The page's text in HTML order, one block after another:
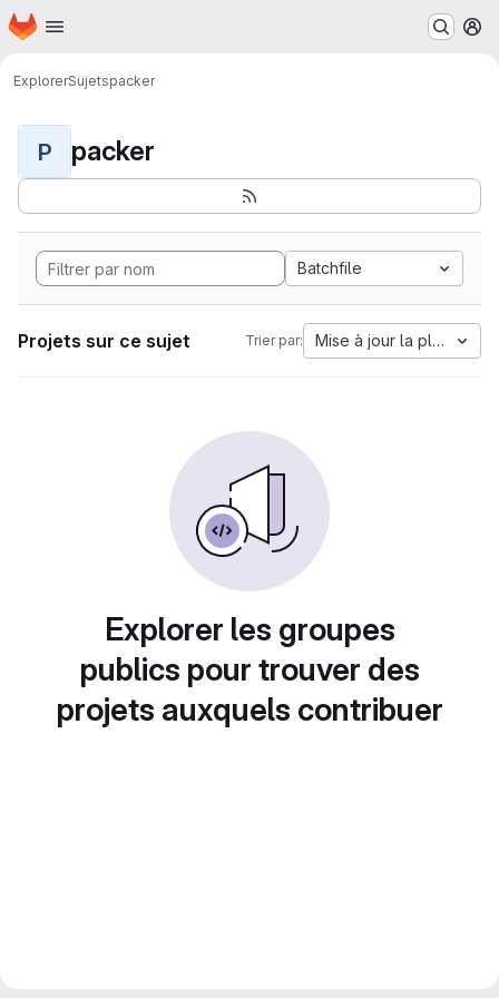
Passer au contenu principal
Page d'accueil
ExplorerSujetspacker
P packer
Batchfile
Projets sur ce sujet Trier par: Mise à jour la plus
Explorer les groupes
publics pour trouver des
projets auxquels contribuer